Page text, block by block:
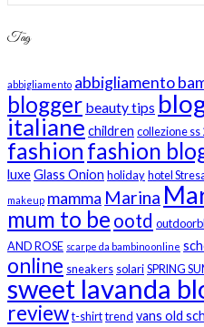
Tag
abbigliamento abbigliamento
blogger beauty tips
italiane children collezione ss
fashion fashion
luxeGlass Onion holidayhotel
makeup mamma Marina
mum to be ootd
AND ROSE scarpe da bambino online
online sneakers solariSPRING
sweet lavanda
reviewt-shirttrend vans old